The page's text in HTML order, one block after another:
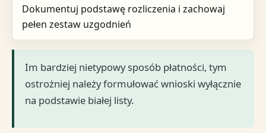
Dokumentuj podstawę rozliczenia i zachowaj
pełen zestaw uzgodnień
Im bardziej nietypowy sposób płatności, tym
ostrożniej należy formułować wnioski wyłącznie
na podstawie białej listy.